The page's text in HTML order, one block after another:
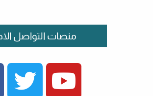
منصات التواصل
TWITTERYOUTUBE